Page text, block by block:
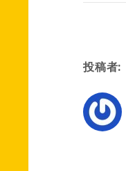
投稿者: